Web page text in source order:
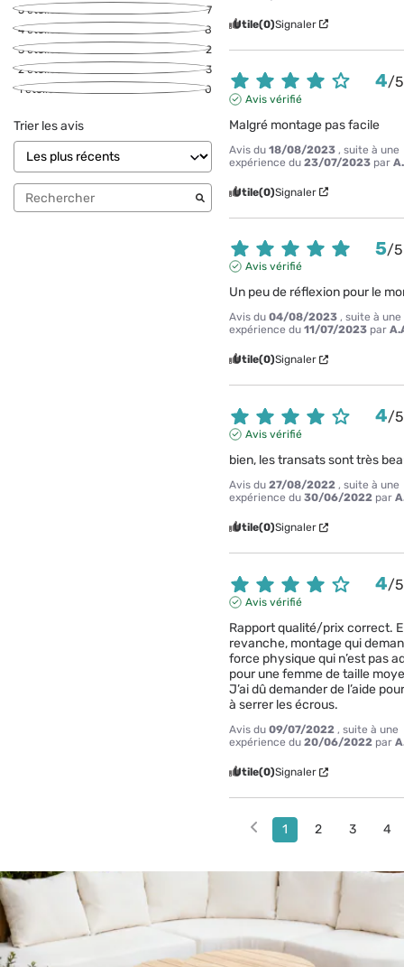
5étoiles
7
4étoiles
8
3étoiles
2
2étoiles
3
1étoile 0
Trier les avis
Utile(0)Signaler
4/5
Avis vérifié
Malgré montage pas facile
Avis du18/08/2023 , suite à une
expérience du23/07/2023 par
Utile(0)Signaler
5/5
Avis vérifié
Un peu de réflexion pour le
Avis du04/08/2023 , suite à une
expérience du11/07/2023 par
Utile(0)Signaler
4/5
Avis vérifié
bien, les transats sont très
Avis du27/08/2022 , suite à une
expérience du30/06/2022 par
Utile(0)Signaler
4/5
Avis vérifié
Rapport qualité/prix correct.
revanche, montage qui
force physique qui n’est pas
pour une femme de taille
J’ai dû demander de l’aide
à serrer les écrous.
Avis du09/07/2022 , suite à une
expérience du20/06/2022 par
Utile(0)Signaler
1 2 3 4